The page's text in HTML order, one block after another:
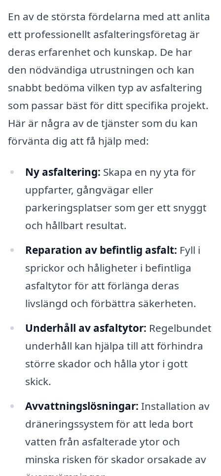
En av de största fördelarna med att anlita
ett professionellt asfalteringsföretag är
deras erfarenhet och kunskap. De har
den nödvändiga utrustningen och kan
snabbt bedöma vilken typ av asfaltering
som passar bäst för ditt specifika projekt.
Här är några av de tjänster som du kan
förvänta dig att få hjälp med:
Ny asfaltering: Skapa en ny yta för
uppfarter, gångvägar eller
parkeringsplatser som ger ett snyggt
och hållbart resultat.
Reparation av befintlig asfalt: Fyll i
sprickor och håligheter i befintliga
asfaltytor för att förlänga deras
livslängd och förbättra säkerheten.
Underhåll av asfaltytor: Regelbundet
underhåll kan hjälpa till att förhindra
större skador och hålla ytor i gott
skick.
Avvattningslösningar: Installation av
dräneringssystem för att leda bort
vatten från asfalterade ytor och
minska risken för skador orsakade av